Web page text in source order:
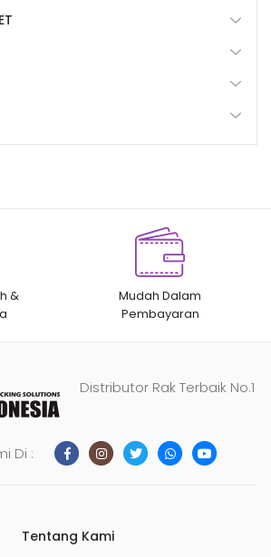
&
Mudah Dalam
Pembayaran
Distributor Rak Terbaik No.1
Di :
Tentang Kami